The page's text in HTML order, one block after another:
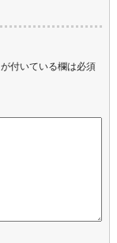
が付いている欄は必須